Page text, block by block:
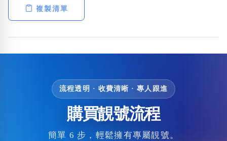
複製清單
流程透明 · 收費清晰 · 專人跟進
購買靚號流程
簡單 6 步，輕鬆擁有專屬靚號。